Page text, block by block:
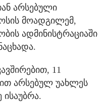
არსებული
მოადგილემ,
ადმინისტრაციაში
11
არსებულ უახლეს
ისაუბრა.